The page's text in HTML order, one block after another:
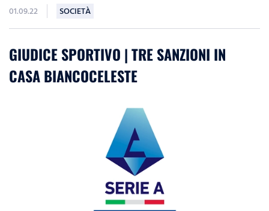
01.09.22 SOCIETÀ
GIUDICE SPORTIVO | TRE SANZIONI IN
CASA BIANCOCELESTE